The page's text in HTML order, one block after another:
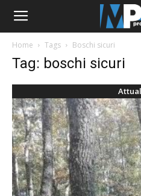
Home Tags Boschi sicuri
Tag: boschi sicuri